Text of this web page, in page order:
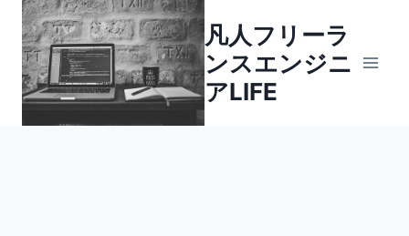
凡人フリーラ
ンスエンジニ
アLIFE